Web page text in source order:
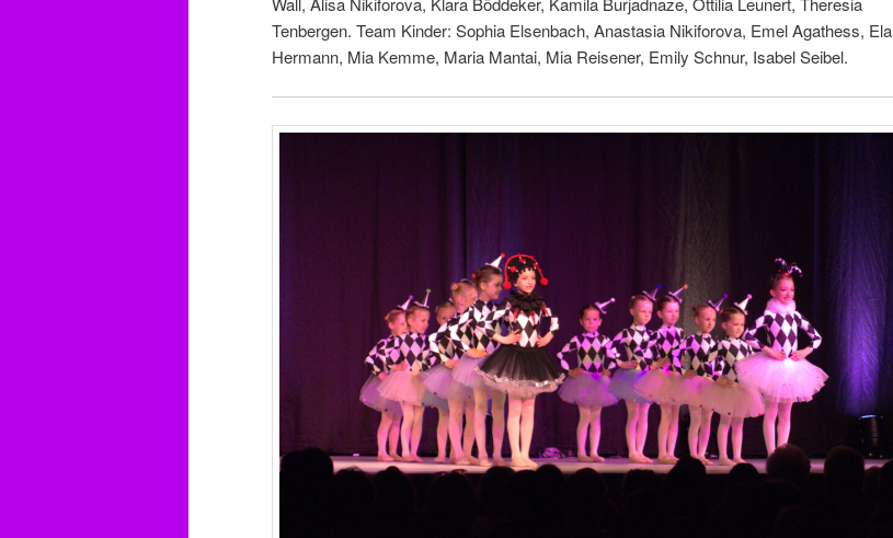
Tenbergen. Team Kinder: Sophia Elsenbach, Anastasia Nikiforova, Emel Agathess, Ela
Hermann, Mia Kemme, Maria Mantai, Mia Reisener, Emily Schnur, Isabel Seibel.